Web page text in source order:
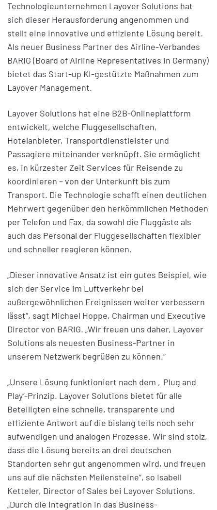
Technologieunternehmen Layover Solutions hat
sich dieser Herausforderung angenommen und
stellt eine innovative und effiziente Lösung bereit.
Als neuer Business Partner des Airline-Verbandes
BARIG (Board of Airline Representatives in Germany)
bietet das Start-up KI-gestützte Maßnahmen zum
Layover Management.
Layover Solutions hat eine B2B-Onlineplattform
entwickelt, welche Fluggesellschaften,
Hotelanbieter, Transportdienstleister und
Passagiere miteinander verknüpft. Sie ermöglicht
es, in kürzester Zeit Services für Reisende zu
koordinieren – von der Unterkunft bis zum
Transport. Die Technologie schafft einen deutlichen
Mehrwert gegenüber den herkömmlichen Methoden
per Telefon und Fax, da sowohl die Fluggäste als
auch das Personal der Fluggesellschaften flexibler
und schneller reagieren können.
„Dieser innovative Ansatz ist ein gutes Beispiel, wie
sich der Service im Luftverkehr bei
außergewöhnlichen Ereignissen weiter verbessern
lässt“, sagt Michael Hoppe, Chairman und Executive
Director von BARIG. „Wir freuen uns daher, Layover
Solutions als neuesten Business-Partner in
unserem Netzwerk begrüßen zu können.“
„Unsere Lösung funktioniert nach dem ‚Plug and
Play‘-Prinzip. Layover Solutions bietet für alle
Beteiligten eine schnelle, transparente und
effiziente Antwort auf die bislang teils noch sehr
aufwendigen und analogen Prozesse. Wir sind stolz,
dass die Lösung bereits an drei deutschen
Standorten sehr gut angenommen wird, und freuen
uns auf die nächsten Meilensteine“, so Isabell
Ketteler, Director of Sales bei Layover Solutions.
„Durch die Integration in das Business-